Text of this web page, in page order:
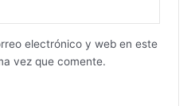
electrónico y web en este
vez que comente.